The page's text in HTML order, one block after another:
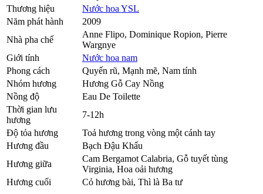
Thương hiệu
Nước hoa YSL
Năm phát hành
2009
Nhà pha chế
Anne Flipo, Dominique Ropion, Pierre
Wargnye
Giới tính
Nước hoa nam
Phong cách
Quyến rũ, Mạnh mẽ, Nam tính
Nhóm hương
Hương Gỗ Cay Nồng
Nồng độ
Eau De Toilette
Thời gian lưu
hương
7-12h
Độ tỏa hương
Toả hương trong vòng một cánh tay
Hương đầu
Bạch Đậu Khấu
Hương giữa
Cam Bergamot Calabria, Gỗ tuyết tùng
Virginia, Hoa oải hương
Hương cuối
Cỏ hương bài, Thì là Ba tư